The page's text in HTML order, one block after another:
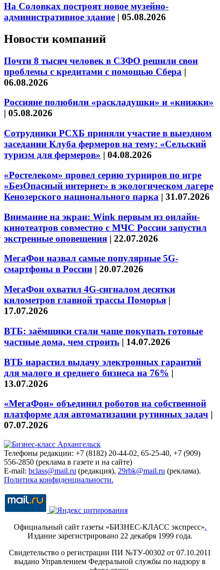
На Соловках построят новое музейно-
административное здание | 05.08.2026
Новости компаний
Почти 8 тысяч человек в СЗФО решили свои
проблемы с кредитами с помощью Сбера |
06.08.2026
Россияне полюбили «раскладушки» и «книжки»
| 05.08.2026
Сотрудники РСХБ приняли участие в выездном
заседании Клуба фермеров на тему: «Сельский
туризм для фермеров» | 04.08.2026
«Ростелеком» провел серию турниров по игре
«БезОпасный интернет» в экологическом лагере
Кенозерского национального парка | 31.07.2026
Внимание на экран: Wink первым из онлайн-
кинотеатров совместно с МЧС России запустил
экстренные оповещения | 22.07.2026
МегаФон назвал самые популярные 5G-
смартфоны в России | 20.07.2026
МегаФон охватил 4G-сигналом десятки
километров главной трассы Поморья |
17.07.2026
ВТБ: заёмщики стали чаще покупать готовые
частные дома, чем строить | 14.07.2026
ВТБ нарастил выдачу электронных гарантий
для малого и среднего бизнеса на 76% |
13.07.2026
«МегаФон» объединил роботов на собственной
платформе для автоматизации рутинных задач |
07.07.2026
Телефоны редакции: +7 (8182) 20-44-02, 65-25-40, +7 (909)
556-2850 (реклама в газете и на сайте)
E-mail: bclass@mail.ru (редакция), 29rbk@mail.ru (реклама).
Политика конфиденциальности.
Официальный сайт газеты «БИЗНЕС-КЛАСС экспресс».
Издание зарегистрировано 22 декабря 1999 года.
Свидетельство о регистрации ПИ №ТУ-00302 от 07.10.2011
выдано Управлением Федеральной службы по надзору в